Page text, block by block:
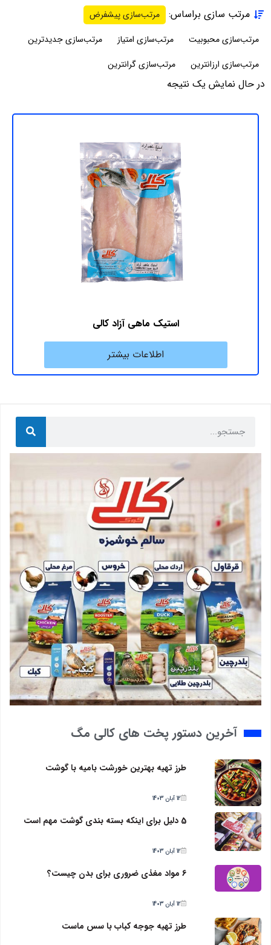
در حال نمایش یک نتیجه
مرتب سازی براساس:
مرتب‌سازی پیشفرض
مرتب‌سازی محبوبیت
مرتب‌سازی امتیاز
مرتب‌سازی جدیدترین
مرتب‌سازی ارزانترین
مرتب‌سازی گرانترین
استیک ماهی آزاد کالی
اطلاعات بیشتر
آخرین دستور پخت های کالی مگ
طرز تهیه بهترین خورشت بامیه با گوشت
12 آبان 1403
5 دلیل برای اینکه بسته بندی گوشت مهم است
12 آبان 1403
6 مواد مغذی ضروری برای بدن چیست؟
12 آبان 1403
طرز تهیه جوجه کباب با سس ماست